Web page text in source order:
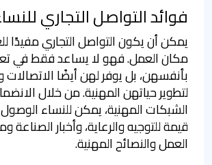
فوائد التواصل التجاري
يمكن أن يكون التواصل التجاري مفيدًا
مكان العمل. فهو لا يساعد فقط في
بأنفسهن، بل يوفر لهن أيضًا الاتصالات
لتطوير حياتهن المهنية. من خلال
الشبكات المهنية، يمكن للنساء
قيمة للتوجيه والرعاية، وأخبار